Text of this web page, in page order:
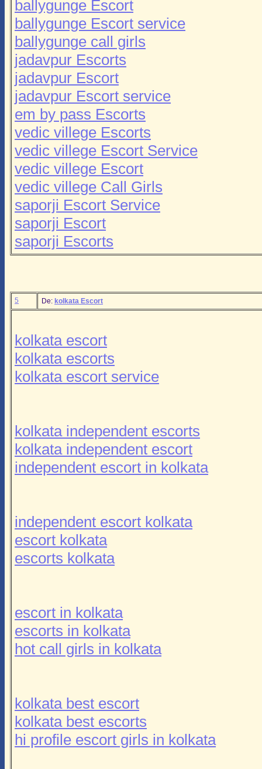
ballygunge Escort
ballygunge Escort service
ballygunge call girls
jadavpur Escorts
jadavpur Escort
jadavpur Escort service
em by pass Escorts
vedic villege Escorts
vedic villege Escort Service
vedic villege Escort
vedic villege Call Girls
saporji Escort Service
saporji Escort
saporji Escorts
5 De: kolkata Escort
kolkata escort
kolkata escorts
kolkata escort service
kolkata independent escorts
kolkata independent escort
independent escort in kolkata
independent escort kolkata
escort kolkata
escorts kolkata
escort in kolkata
escorts in kolkata
hot call girls in kolkata
kolkata best escort
kolkata best escorts
hi profile escort girls in kolkata